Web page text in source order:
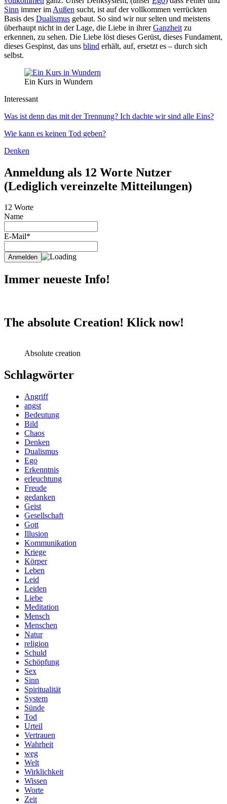
Sinn immer im Außen sucht, ist auf der vollkommen verrückten
Basis des Dualismus gebaut. So sind wir nur selten und meistens
überhaupt nicht in der Lage, die Liebe in ihrerGanzheit zu
erkennen, zu sehen. Die Liebe löst dieses Gerüst, dieses Fundament,
dieses Gespinst, das uns blind erhält, auf, ersetzt es – durch sich
selbst.
Ein Kurs in Wundern
Interessant
Was ist denn das mit der Trennung? Ich dachte wir sind alle Eins?
Wie kann es keinen Tod geben?
Denken
Anmeldung als 12 Worte Nutzer
(Lediglich vereinzelte Mitteilungen)
12 Worte
Name
E-Mail*
Immer neueste Info!
The absolute Creation! Klick now!
Absolute creation
Schlagwörter
Angriff
angst
Bedeutung
Bild
Chaos
Denken
Dualismus
Ego
Erkenntnis
erleuchtung
Freude
gedanken
Geist
Gesellschaft
Gott
Illusion
Kommunikation
Kriege
Körper
Leben
Leid
Leiden
Liebe
Meditation
Mensch
Menschen
Natur
religion
Schuld
Schöpfung
Sex
Sinn
Spiritualität
System
Sünde
Tod
Urteil
Vertrauen
Wahrheit
weg
Welt
Wirklichkeit
Wissen
Worte
Zeit